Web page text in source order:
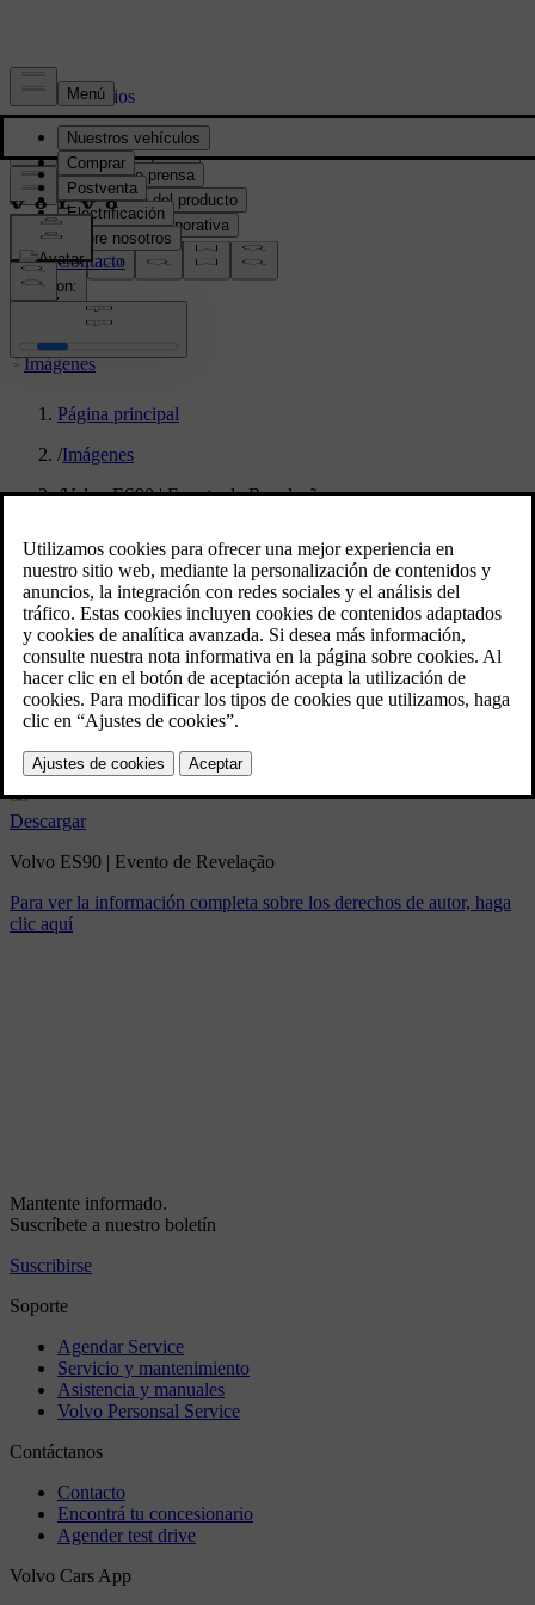
Prensa y Medios
Material de prensa
Información del producto
Información corporativa
Contacto de medios
location:
PY
Imágenes
Página principal
/Imágenes
/Volvo ES90 | Evento de Revelação
Volvo ES90 | Evento de
Revelação
3/5/2025
Marcador
Compartir
Descargar
Volvo ES90 | Evento de Revelação
Para ver la información completa sobre los derechos de autor, haga
clic aquí